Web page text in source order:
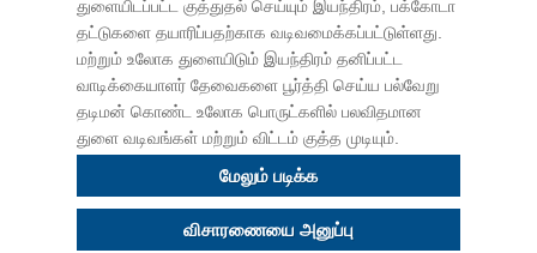
துளையிடப்பட்ட குத்துதல் செய்யும் இயந்திரம், பக்கோடா
தட்டுகளை தயாரிப்பதற்காக வடிவமைக்கப்பட்டுள்ளது.
மற்றும் உலோக துளையிடும் இயந்திரம் தனிப்பட்ட
வாடிக்கையாளர் தேவைகளை பூர்த்தி செய்ய பல்வேறு
தடிமன் கொண்ட உலோக பொருட்களில் பலவிதமான
துளை வடிவங்கள் மற்றும் விட்டம் குத்த முடியும்.
மேலும் படிக்க
விசாரணையை அனுப்பு